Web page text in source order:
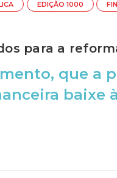
EDIÇÃO 1000
para a
que a
baixe